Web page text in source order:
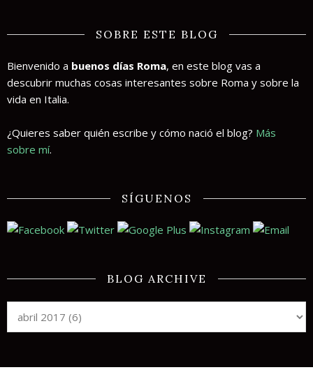
SOBRE ESTE BLOG
Bienvenido a buenos días Roma, en este blog vas a
descubrir muchas cosas interesantes sobre Roma y sobre la
vida en Italia.
¿Quieres saber quién escribe y cómo nació el blog? Más
sobre mí.
SÍGUENOS
BLOG ARCHIVE